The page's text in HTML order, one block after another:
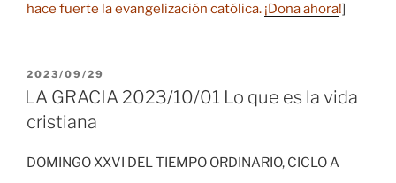
hace fuerte la evangelización católica. ¡Dona ahora!]
PUBLICADO
EL
2023/09/29
LA GRACIA 2023/10/01 Lo que es la vida
cristiana
DOMINGO XXVI DEL TIEMPO ORDINARIO, CICLO A